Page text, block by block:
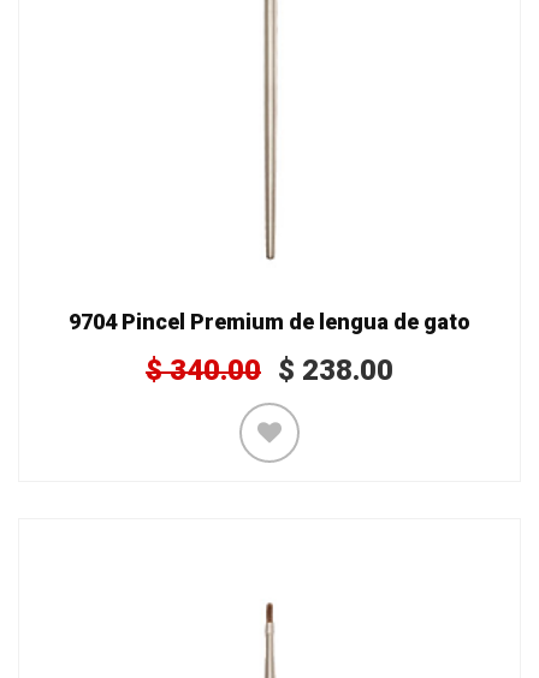
9704 Pincel Premium de lengua de gato
$340.00 $ 238.00